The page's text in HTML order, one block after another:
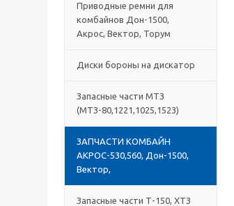
Приводные ремни для
комбайнов Дон-1500,
Акрос, Вектор, Торум
Диски бороны на дискатор
Запасные части МТЗ
(МТЗ-80,1221,1025,1523)
ЗАПЧАСТИ КОМБАЙН
АКРОС-530,560, Дон-1500,
Вектор,
Запасные части Т-150, ХТЗ